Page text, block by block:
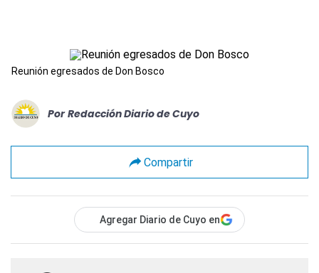
Reunión egresados de Don Bosco
Por Redacción Diario de Cuyo
Compartir
Agregar Diario de Cuyo en